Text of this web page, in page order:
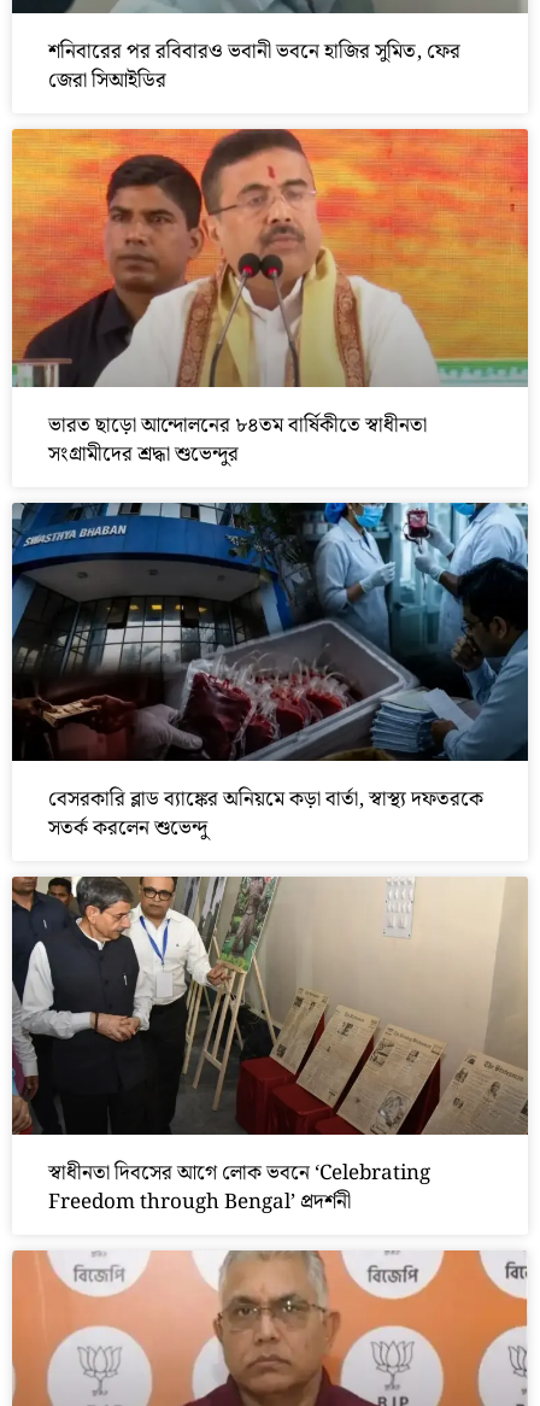
শনিবারের পর রবিবারও ভবানী ভবনে হাজির সুমিত, ফের
জেরা সিআইডির
ভারত ছাড়ো আন্দোলনের ৮৪তম বার্ষিকীতে স্বাধীনতা
সংগ্রামীদের শ্রদ্ধা শুভেন্দুর
বেসরকারি ব্লাড ব্যাঙ্কের অনিয়মে কড়া বার্তা, স্বাস্থ্য দফতরকে
সতর্ক করলেন শুভেন্দু
স্বাধীনতা দিবসের আগে লোক ভবনে ‘Celebrating
Freedom through Bengal’ প্রদর্শনী